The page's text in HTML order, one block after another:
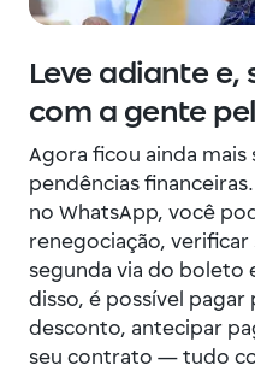
Leve adiante e,
com a gente
Agora ficou ainda mais
pendências
no WhatsApp, você
renegociação, verificar
segunda via do boleto
disso, é possível pagar
desconto, antecipar
seu contrato — tudo